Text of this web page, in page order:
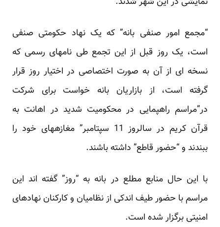
“مجمع امور صنفی بانه” که یک نهاد حکومتی صنفی
است، یک روز قبل از این تجمع طی نامهای رسمی که
نسخه ای از آن به صورت اختصاصی در اختیار روز قرار
گرفته است، از بازاریان بانه خواست برای شرکت
در”مراسم راهپمایی در محکومیت شدید در اهانت به
قرآن کریم در سالروز 11 سپتامبر” مغازههای خود را
ببندند و “حضور قاطع” داشته باشند.
با این حال منابع مطلع در بانه به “روز” گفته اند این
مراسم با حضور طیف اندکی از نظامیان و کارکنان نهادهای
امنیتی برگزار شده است.